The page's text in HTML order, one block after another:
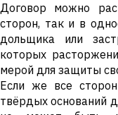
Договор можно
сторон, так и в
дольщика или
которых
мерой для защиты
Если же все
твёрдых оснований